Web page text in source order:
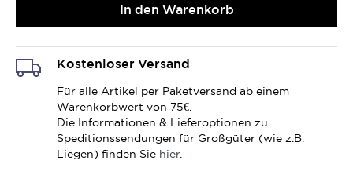
In den Warenkorb
Kostenloser Versand
Für alle Artikel per Paketversand ab einem
Warenkorbwert von 75€.
Die Informationen & Lieferoptionen zu
Speditionssendungen für Großgüter (wie z.B.
Liegen) finden Sie hier.